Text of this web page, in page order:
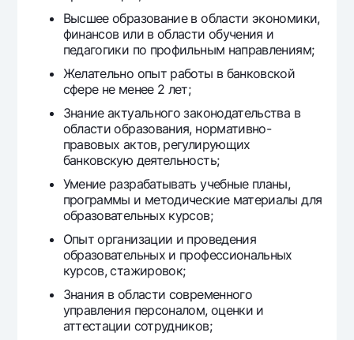
Высшее образование в области экономики,
финансов или в области обучения и
педагогики по профильным направлениям;
Желательно опыт работы в банковской
сфере не менее 2 лет;
Знание актуального законодательства в
области образования, нормативно-
правовых актов, регулирующих
банковскую деятельность;
Умение разрабатывать учебные планы,
программы и методические материалы для
образовательных курсов;
Опыт организации и проведения
образовательных и профессиональных
курсов, стажировок;
Знания в области современного
управления персоналом, оценки и
аттестации сотрудников;